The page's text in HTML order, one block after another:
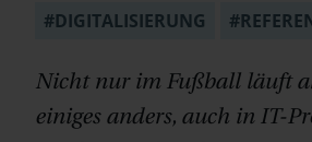
#DIGITALISIERUNG
Nicht nur im Fußball läuft
einiges anders, auch in IT-